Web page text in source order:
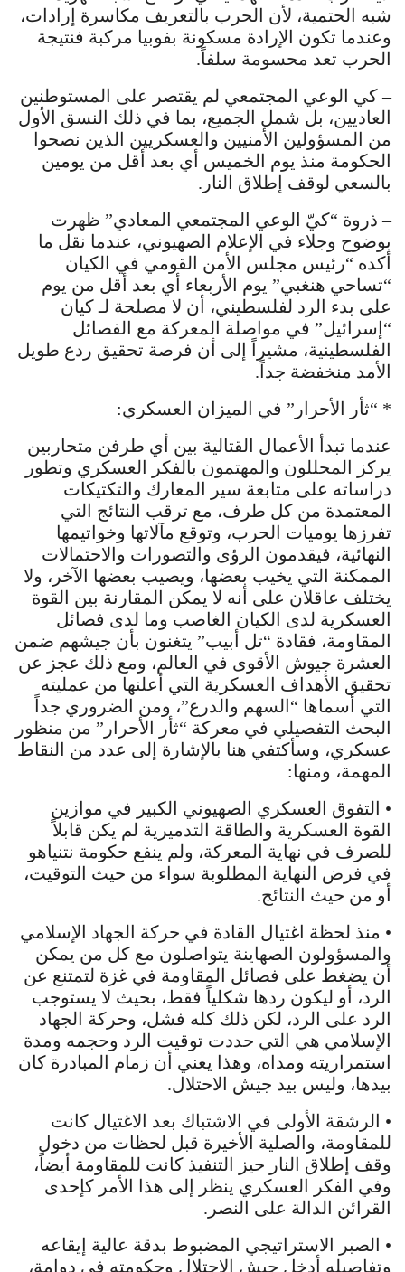
شبه الحتمية، لأن الحرب بالتعريف مكاسرة إرادات،
وعندما تكون الإرادة مسكونة بفوبيا مركبة فنتيجة
الحرب تعد محسومة سلفاً.
– كي الوعي المجتمعي لم يقتصر على المستوطنين
العاديين، بل شمل الجميع، بما في ذلك النسق الأول
من المسؤولين الأمنيين والعسكريين الذين نصحوا
الحكومة منذ يوم الخميس أي بعد أقل من يومين
بالسعي لوقف إطلاق النار.
– ذروة “كيّ الوعي المجتمعي المعادي” ظهرت
بوضوح وجلاء في الإعلام الصهيوني، عندما نقل ما
أكده “رئيس مجلس الأمن القومي في الكيان
“تساحي هنغبي” يوم الأربعاء أي بعد أقل من يوم
على بدء الرد لفلسطيني، أن لا مصلحة لـ كيان
“إسرائيل” في مواصلة المعركة مع الفصائل
الفلسطينية، مشيراً إلى أن فرصة تحقيق ردع طويل
الأمد منخفضة جداً.
* “ثأر الأحرار” في الميزان العسكري:
عندما تبدأ الأعمال القتالية بين أي طرفن متحاربين
يركز المحللون والمهتمون بالفكر العسكري وتطور
دراساته على متابعة سير المعارك والتكتيكات
المعتمدة من كل طرف، مع ترقب النتائج التي
تفرزها يوميات الحرب، وتوقع مآلاتها وخواتيمها
النهائية، فيقدمون الرؤى والتصورات والاحتمالات
الممكنة التي يخيب بعضها، ويصيب بعضها الآخر، ولا
يختلف عاقلان على أنه لا يمكن المقارنة بين القوة
العسكرية لدى الكيان الغاصب وما لدى فصائل
المقاومة، فقادة “تل أبيب” يتغنون بأن جيشهم ضمن
العشرة جيوش الأقوى في العالم، ومع ذلك عجز عن
تحقيق الأهداف العسكرية التي أعلنها من عمليته
التي أسماها “السهم والدرع”، ومن الضروري جداً
البحث التفصيلي في معركة “ثأر الأحرار” من منظور
عسكري، وسأكتفي هنا بالإشارة إلى عدد من النقاط
المهمة، ومنها:
• التفوق العسكري الصهيوني الكبير في موازين
القوة العسكرية والطاقة التدميرية لم يكن قابلاً
للصرف في نهاية المعركة، ولم ينفع حكومة نتنياهو
في فرض النهاية المطلوبة سواء من حيث التوقيت،
أو من حيث النتائج.
• منذ لحظة اغتيال القادة في حركة الجهاد الإسلامي
والمسؤولون الصهاينة يتواصلون مع كل من يمكن
أن يضغط على فصائل المقاومة في غزة لتمتنع عن
الرد، أو ليكون ردها شكلياً فقط، بحيث لا يستوجب
الرد على الرد، لكن ذلك كله فشل، وحركة الجهاد
الإسلامي هي التي حددت توقيت الرد وحجمه ومدة
استمراريته ومداه، وهذا يعني أن زمام المبادرة كان
بيدها، وليس بيد جيش الاحتلال.
• الرشقة الأولى في الاشتباك بعد الاغتيال كانت
للمقاومة، والصلية الأخيرة قبل لحظات من دخول
وقف إطلاق النار حيز التنفيذ كانت للمقاومة أيضاً،
وفي الفكر العسكري ينظر إلى هذا الأمر كإحدى
القرائن الدالة على النصر.
• الصبر الاستراتيجي المضبوط بدقة عالية إيقاعه
وتفاصيله أدخل جيش الاحتلال وحكومته في دوامة،